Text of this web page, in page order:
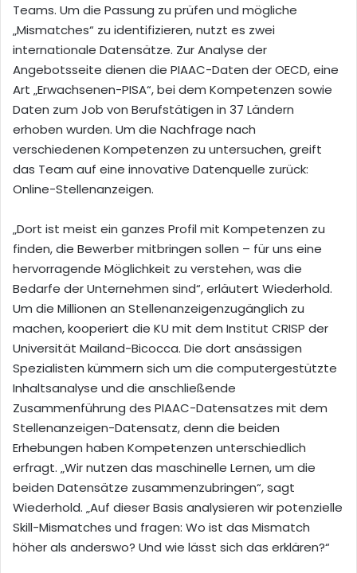
Teams. Um die Passung zu prüfen und mögliche
„Mismatches“ zu identifizieren, nutzt es zwei
internationale Datensätze. Zur Analyse der
Angebotsseite dienen die PIAAC-Daten der OECD, eine
Art „Erwachsenen-PISA“, bei dem Kompetenzen sowie
Daten zum Job von Berufstätigen in 37 Ländern
erhoben wurden. Um die Nachfrage nach
verschiedenen Kompetenzen zu untersuchen, greift
das Team auf eine innovative Datenquelle zurück:
Online-Stellenanzeigen.
„Dort ist meist ein ganzes Profil mit Kompetenzen zu
finden, die Bewerber mitbringen sollen – für uns eine
hervorragende Möglichkeit zu verstehen, was die
Bedarfe der Unternehmen sind“, erläutert Wiederhold.
Um die Millionen an Stellenanzeigenzugänglich zu
machen, kooperiert die KU mit dem Institut CRISP der
Universität Mailand-Bicocca. Die dort ansässigen
Spezialisten kümmern sich um die computergestützte
Inhaltsanalyse und die anschließende
Zusammenführung des PIAAC-Datensatzes mit dem
Stellenanzeigen-Datensatz, denn die beiden
Erhebungen haben Kompetenzen unterschiedlich
erfragt. „Wir nutzen das maschinelle Lernen, um die
beiden Datensätze zusammenzubringen“, sagt
Wiederhold. „Auf dieser Basis analysieren wir potenzielle
Skill-Mismatches und fragen: Wo ist das Mismatch
höher als anderswo? Und wie lässt sich das erklären?“